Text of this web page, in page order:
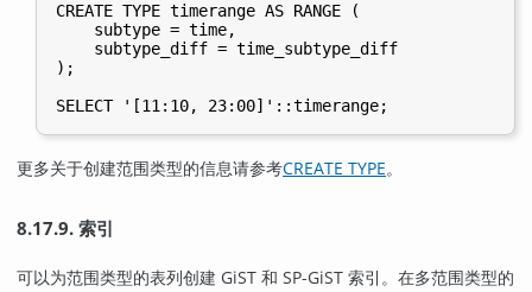
CREATE TYPE timerange AS RANGE (
    subtype = time,
    subtype_diff = time_subtype_diff
);
更多关于创建范围类型的信息请参考CREATE TYPE。
8.17.9. 索引
可以为范围类型的表列创建 GiST 和 SP-GiST 索引。在多范围类型的